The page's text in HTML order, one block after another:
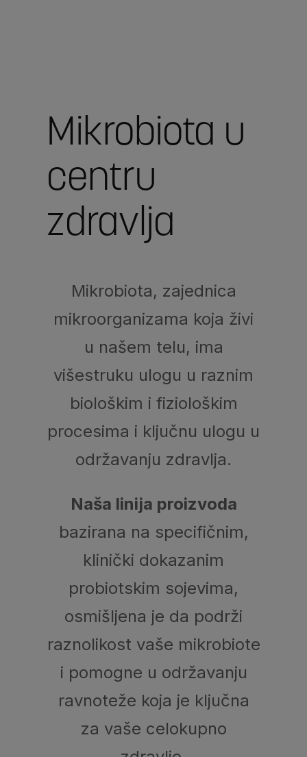
Mikrobiota u
centru
zdravlja
Mikrobiota, zajednica
mikroorganizama koja živi
u našem telu, ima
višestruku ulogu u raznim
biološkim i fiziološkim
procesima i ključnu ulogu u
održavanju zdravlja.
Naša linija proizvoda
bazirana na specifičnim,
klinički dokazanim
probiotskim sojevima,
osmišljena je da podrži
raznolikost vaše mikrobiote
i pomogne u održavanju
ravnoteže koja je ključna
za vaše celokupno